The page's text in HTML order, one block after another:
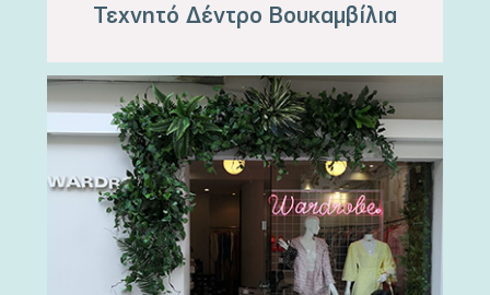
Τεχνητό Δέντρο Βουκαμβίλια